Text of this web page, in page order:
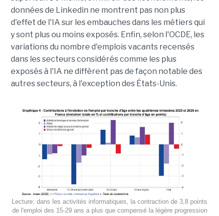
données de Linkedin ne montrent pas non plus
d'effet de l'IA sur les embauches dans les métiers qui
y sont plus ou moins exposés. Enfin, selon l'OCDE, les
variations du nombre d'emplois vacants recensés
dans les secteurs considérés comme les plus
exposés à l'IA ne diffèrent pas de façon notable des
autres secteurs, à l'exception des États-Unis.
Lecture: dans les activités informatiques, la contraction de 3,8 points
de l'emploi des 15-29 ans a plus que compensé la légère progression